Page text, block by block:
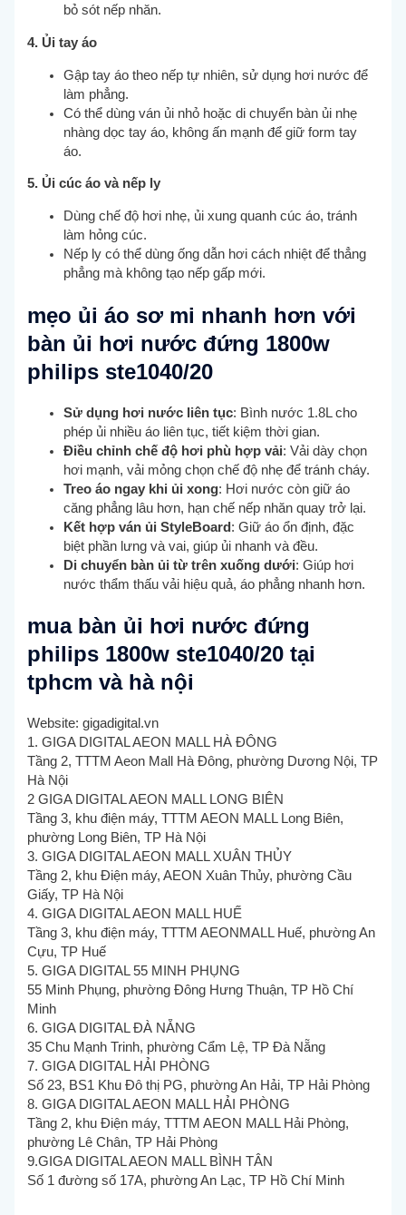
bỏ sót nếp nhăn.
4. Ủi tay áo
Gập tay áo theo nếp tự nhiên, sử dụng hơi nước để
làm phẳng.
Có thể dùng ván ủi nhỏ hoặc di chuyển bàn ủi nhẹ
nhàng dọc tay áo, không ấn mạnh để giữ form tay
áo.
5. Ủi cúc áo và nếp ly
Dùng chế độ hơi nhẹ, ủi xung quanh cúc áo, tránh
làm hỏng cúc.
Nếp ly có thể dùng ống dẫn hơi cách nhiệt để thẳng
phẳng mà không tạo nếp gấp mới.
mẹo ủi áo sơ mi nhanh hơn với
bàn ủi hơi nước đứng 1800w
philips ste1040/20
Sử dụng hơi nước liên tục: Bình nước 1.8L cho
phép ủi nhiều áo liên tục, tiết kiệm thời gian.
Điều chỉnh chế độ hơi phù hợp vải: Vải dày chọn
hơi mạnh, vải mỏng chọn chế độ nhẹ để tránh cháy.
Treo áo ngay khi ủi xong: Hơi nước còn giữ áo
căng phẳng lâu hơn, hạn chế nếp nhăn quay trở lại.
Kết hợp ván ủi StyleBoard: Giữ áo ổn định, đặc
biệt phần lưng và vai, giúp ủi nhanh và đều.
Di chuyển bàn ủi từ trên xuống dưới: Giúp hơi
nước thẩm thấu vải hiệu quả, áo phẳng nhanh hơn.
mua bàn ủi hơi nước đứng
philips 1800w ste1040/20 tại
tphcm và hà nội
Website: gigadigital.vn
1. GIGA DIGITAL AEON MALL HÀ ĐÔNG
Tầng 2, TTTM Aeon Mall Hà Đông, phường Dương Nội, TP
Hà Nội
2 GIGA DIGITAL AEON MALL LONG BIÊN
Tầng 3, khu điện máy, TTTM AEON MALL Long Biên,
phường Long Biên, TP Hà Nội
3. GIGA DIGITAL AEON MALL XUÂN THỦY
Tầng 2, khu Điện máy, AEON Xuân Thủy, phường Cầu
Giấy, TP Hà Nội
4. GIGA DIGITAL AEON MALL HUẾ
Tầng 3, khu điện máy, TTTM AEONMALL Huế, phường An
Cựu, TP Huế
5. GIGA DIGITAL 55 MINH PHỤNG
55 Minh Phụng, phường Đông Hưng Thuận, TP Hồ Chí
Minh
6. GIGA DIGITAL ĐÀ NẴNG
35 Chu Mạnh Trinh, phường Cẩm Lệ, TP Đà Nẵng
7. GIGA DIGITAL HẢI PHÒNG
Số 23, BS1 Khu Đô thị PG, phường An Hải, TP Hải Phòng
8. GIGA DIGITAL AEON MALL HẢI PHÒNG
Tầng 2, khu Điện máy, TTTM AEON MALL Hải Phòng,
phường Lê Chân, TP Hải Phòng
9.GIGA DIGITAL AEON MALL BÌNH TÂN
Số 1 đường số 17A, phường An Lạc, TP Hồ Chí Minh